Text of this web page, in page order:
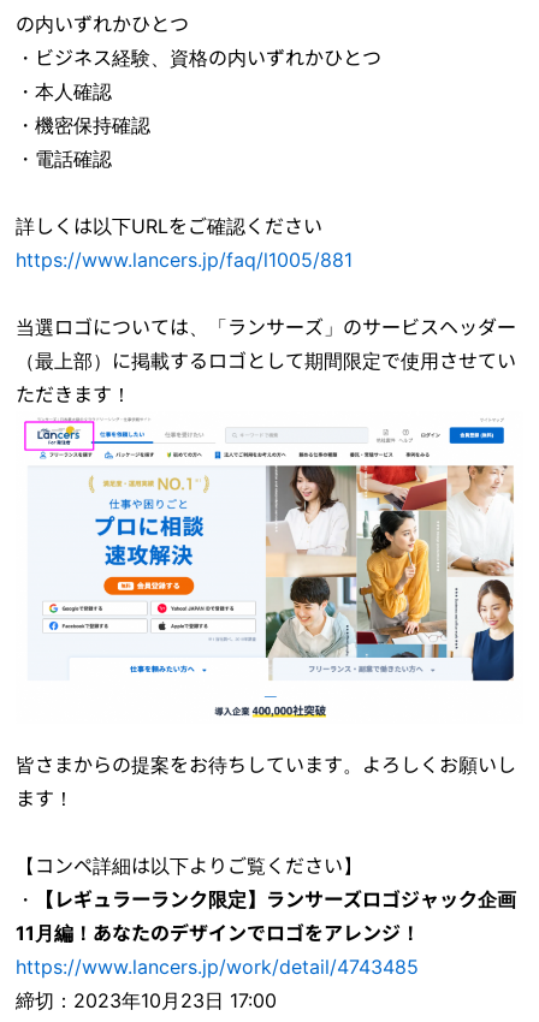
の内いずれかひとつ
・ビジネス経験、資格の内いずれかひとつ
・本人確認
・機密保持確認
・電話確認
詳しくは以下URLをご確認ください
https://www.lancers.jp/faq/l1005/881
当選ロゴについては、「ランサーズ」のサービスヘッダー
（最上部）に掲載するロゴとして期間限定で使用させてい
ただきます！
皆さまからの提案をお待ちしています。よろしくお願いし
ます！
【コンペ詳細は以下よりご覧ください】
・
【レギュラーランク限定】ランサーズロゴジャック企画
11月編！あなたのデザインでロゴをアレンジ！
https://www.lancers.jp/work/detail/4743485
締切：2023年10月23日 17:00